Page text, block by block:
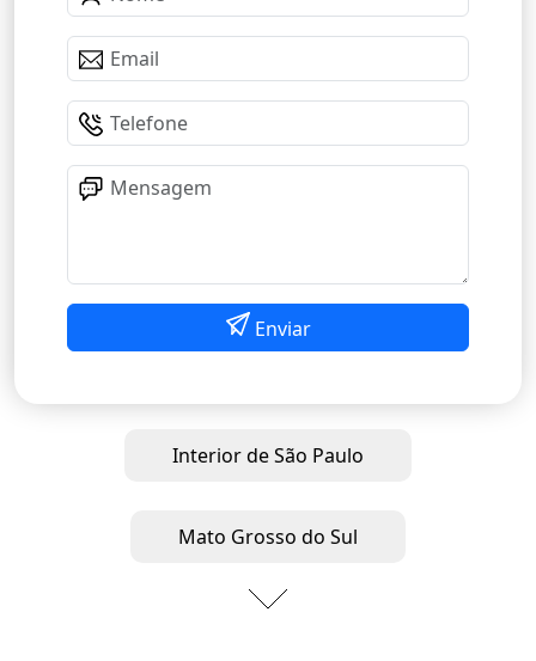
Enviar
Interior de São Paulo
Mato Grosso do Sul